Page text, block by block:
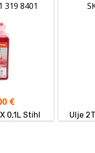
319 8401
€
0,1L Stihl Ulje